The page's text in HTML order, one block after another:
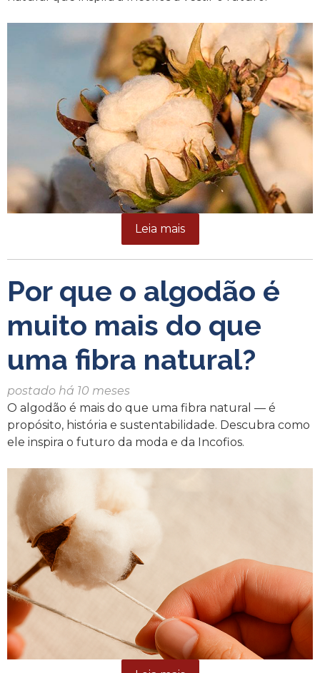
Leia mais
Por que o algodão é
muito mais do que
uma fibra natural?
postado há 10 meses
O algodão é mais do que uma fibra natural — é
propósito, história e sustentabilidade. Descubra como
ele inspira o futuro da moda e da Incofios.